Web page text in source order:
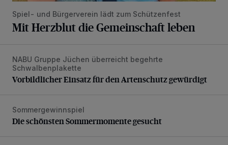
Spiel- und Bürgerverein lädt zum Schützenfest
Mit Herzblut die Gemeinschaft leben
Vorbildlicher Einsatz für den Artenschutz gewürdigt
NABU Gruppe Jüchen überreicht begehrte
Schwalbenplakette
Vorbildlicher Einsatz für den Artenschutz gewürdigt
Die schönsten Sommermomente gesucht
Sommergewinnspiel
Die schönsten Sommermomente gesucht